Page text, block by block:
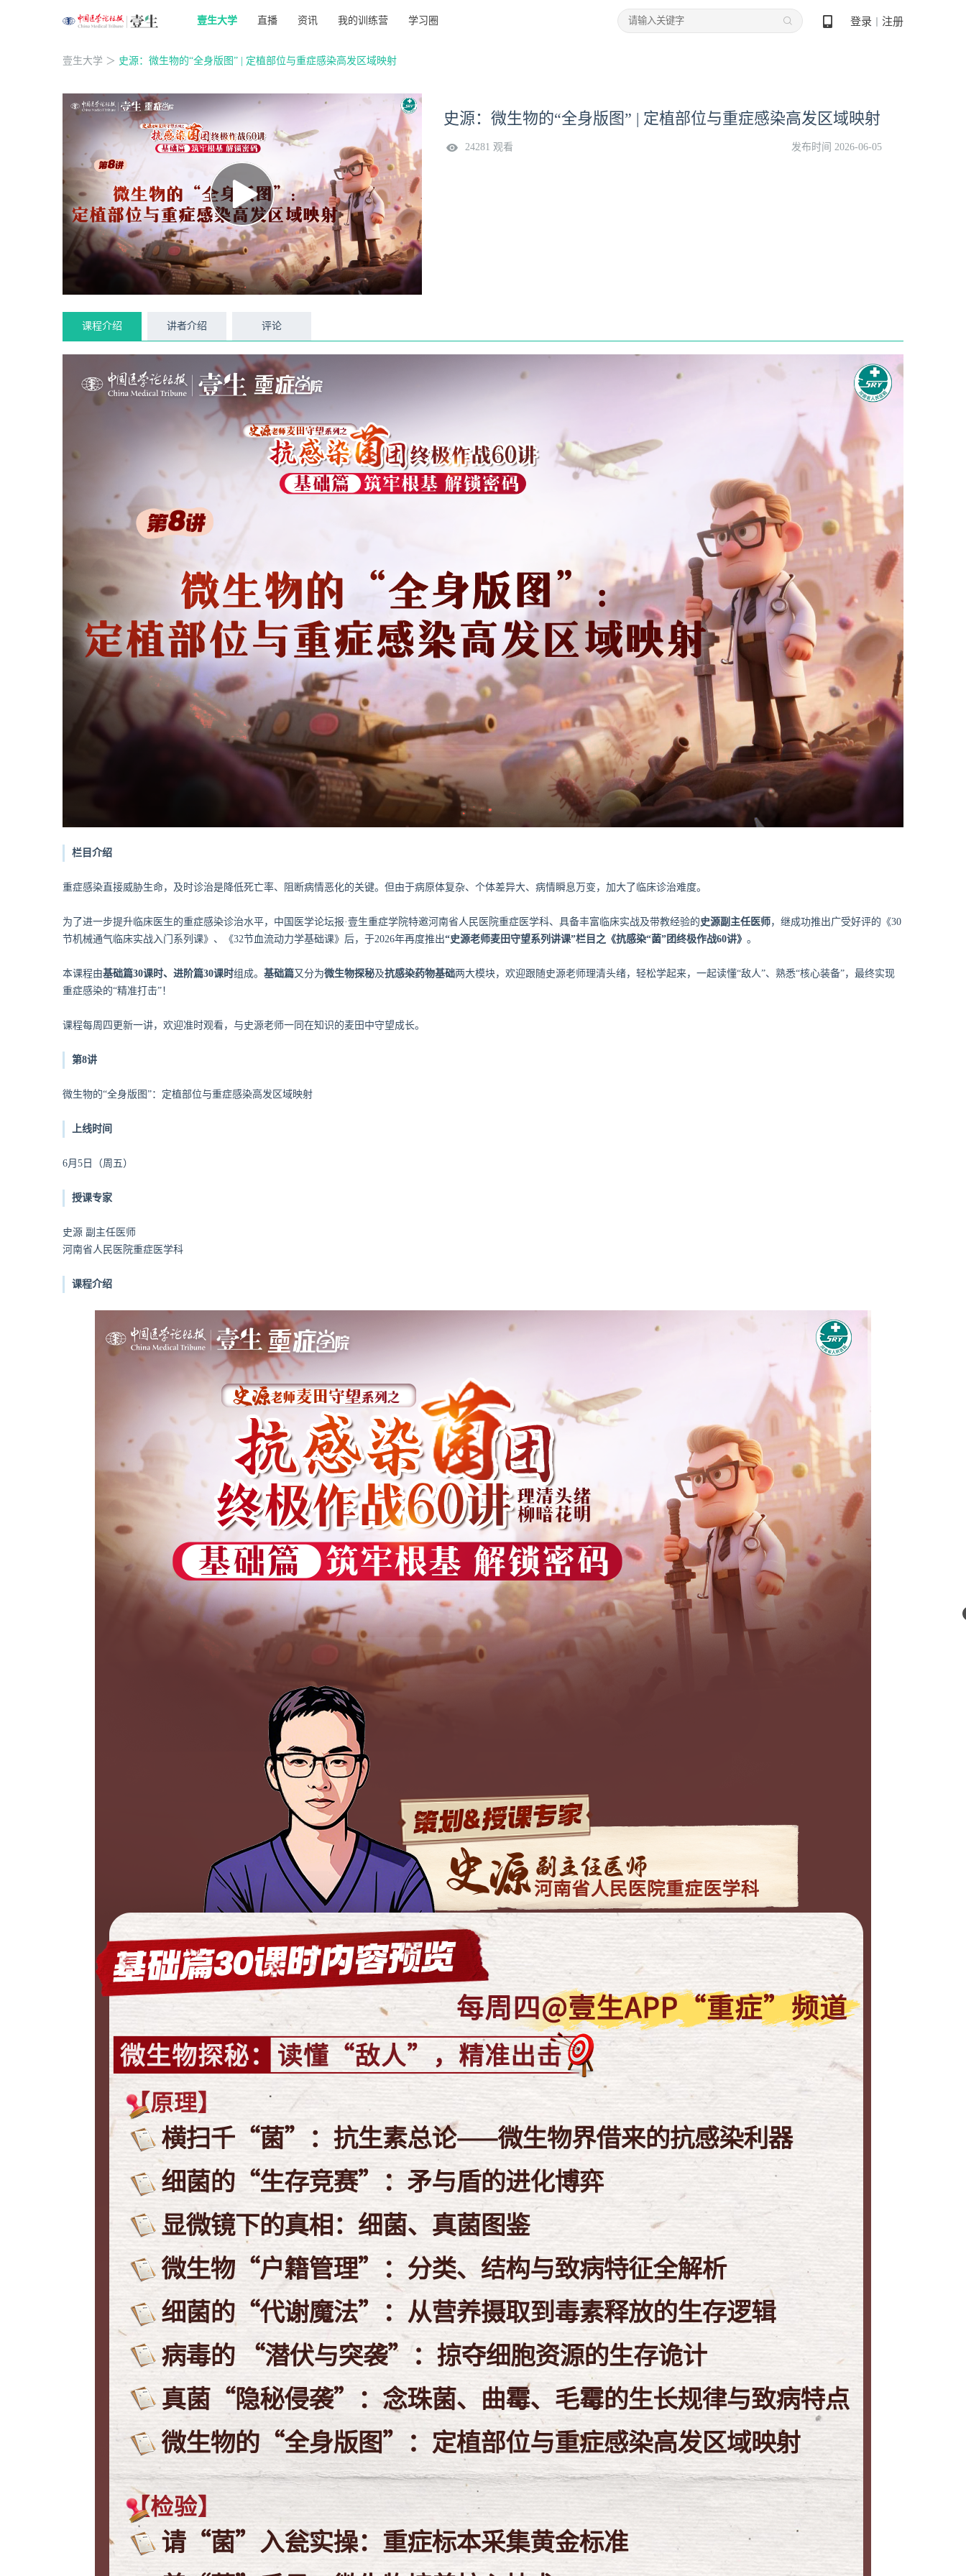
壹生大学 直播 资讯 我的训练营 学习圈 登录 注册
壹生大学 ＞ 史源：微生物的“全身版图” | 定植部位与重症感染高发区域映射
史源：微生物的“全身版图” | 定植部位与重症感染高发区域映射
24281 观看 发布时间 2026-06-05
课程介绍 讲者介绍 评论
栏目介绍
重症感染直接威胁生命，及时诊治是降低死亡率、阻断病情恶化的关键。但由于病原体复杂、个体差异大、病情瞬息万变，加大了临床诊治难度。
为了进一步提升临床医生的重症感染诊治水平，中国医学论坛报·壹生重症学院特邀河南省人民医院重症医学科、具备丰富临床实战及带教经验的史源副主任医师，继成功推出广受好评的《30
节机械通气临床实战入门系列课》、《32节血流动力学基础课》后，于2026年再度推出“史源老师麦田守望系列讲课”栏目之《抗感染“菌”团终极作战60讲》 。
本课程由基础篇30课时、进阶篇30课时组成。 基础篇又分为微生物探秘及抗感染药物基础两大模块，欢迎跟随史源老师理清头绪，轻松学起来，一起读懂“敌人”、熟悉“核心装备”，最终实现
重症感染的“精准打击”！
课程每周四更新一讲，欢迎准时观看，与史源老师一同在知识的麦田中守望成长。
第8讲
微生物的“全身版图”：定植部位与重症感染高发区域映射
上线时间
6月5日（周五）
授课专家
史源 副主任医师
河南省人民医院重症医学科
课程介绍